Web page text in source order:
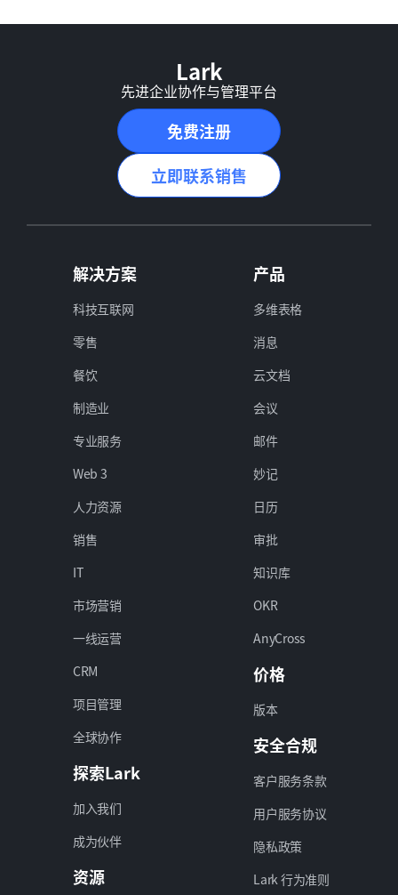
Lark
先进企业协作与管理平台
免费注册
立即联系销售
解决方案
科技互联网
零售
餐饮
制造业
专业服务
Web 3
人力资源
销售
IT
市场营销
一线运营
CRM
项目管理
全球协作
探索Lark
加入我们
成为伙伴
资源
产品
多维表格
消息
云文档
会议
邮件
妙记
日历
审批
知识库
OKR
AnyCross
价格
版本
安全合规
客户服务条款
用户服务协议
隐私政策
Lark 行为准则